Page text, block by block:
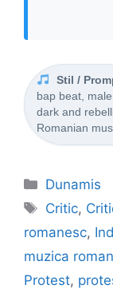
Stil /
bap beat,
dark and
Romanian
Categorii
Dunamis
Etichete
Critic,
romanesc,
muzica
Protest,